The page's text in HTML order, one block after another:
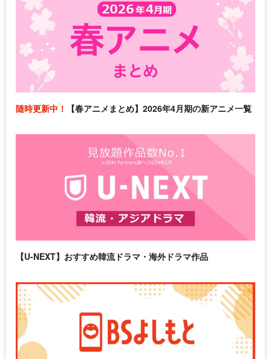
随時更新中！ 【春アニメまとめ】2026年4月期の新アニメ一覧
【U-NEXT】おすすめ韓流ドラマ・海外ドラマ作品